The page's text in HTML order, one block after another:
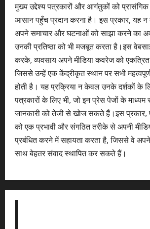
मुख्य उद्देश्य पत्रकारों और आगंतुकों को
आसान पहुँच प्रदान करना है। इस प्रकार, यह न
अपने समाचार और घटनाओं को साझा करने का
उनकी प्रतिष्ठा को भी मजबूत करता है।इस
करके, व्यवसाय अपने मीडिया कवरेज को
जिससे उन्हें एक केंद्रीकृत स्थान पर सभी
होती है। यह प्रक्रिया न केवल उनके दर्शकों के
पत्रकारों के लिए भी, जो इन प्रेस पेजों के
जानकारी को तेजी से खोज सकते हैं।इस प्रकार,
को एक प्रभावी और संगठित तरीके से अपनी
प्रबंधित करने में सहायता करता है, जिससे वे अपने
साथ बेहतर संवाद स्थापित कर सकते हैं।